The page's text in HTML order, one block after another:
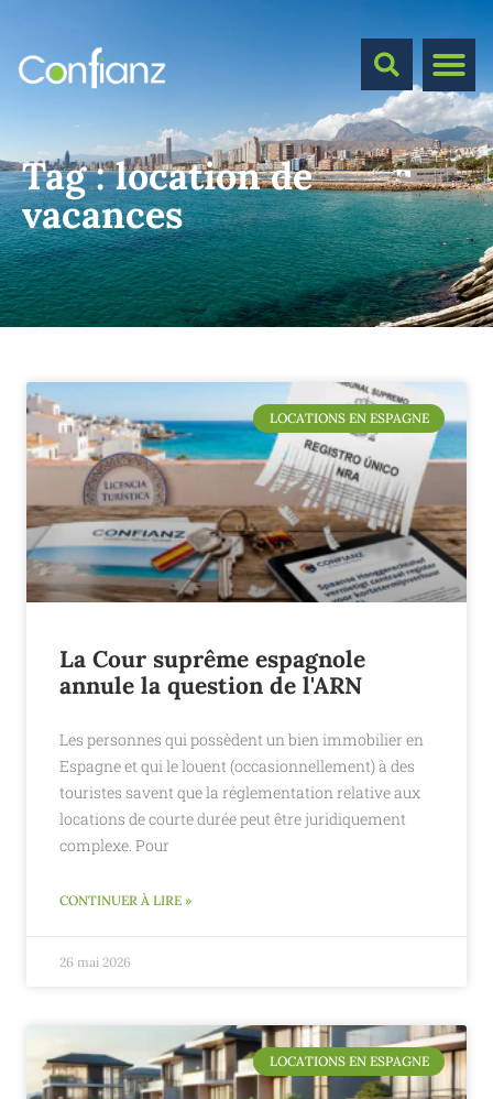
Tag :location de
vacances
LOCATIONS EN ESPAGNE
La Cour suprême espagnole
annule la question de l'ARN
Les personnes qui possèdent un bien immobilier en
Espagne et qui le louent (occasionnellement) à des
touristes savent que la réglementation relative aux
locations de courte durée peut être juridiquement
complexe. Pour
CONTINUER À LIRE »
26 mai 2026
LOCATIONS EN ESPAGNE